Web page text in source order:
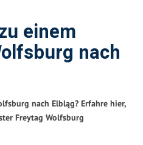
einem
nach
nach Elbląg? Erfahre hier,
Freytag Wolfsburg